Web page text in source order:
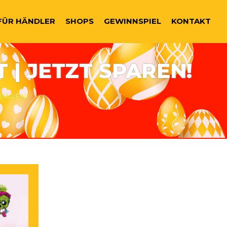
HÄNDLER SHOPS GEWINNSPIEL KONTAKT
| JETZT SPAREN!